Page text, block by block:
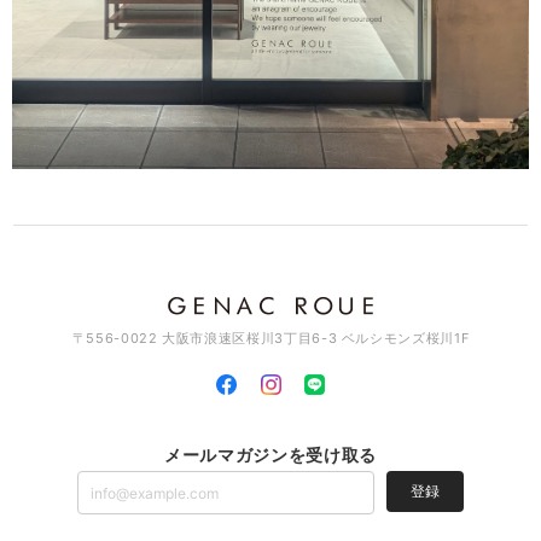
〒556-0022 大阪市浪速区桜川3丁目6-3 ベルシモンズ桜川1F
メールマガジンを受け取る
登録